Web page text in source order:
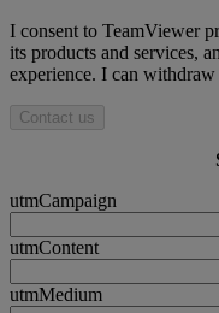
I consent to TeamViewer
its products and services,
experience. I can withdraw
Contact us
utmCampaign
utmContent
utmMedium